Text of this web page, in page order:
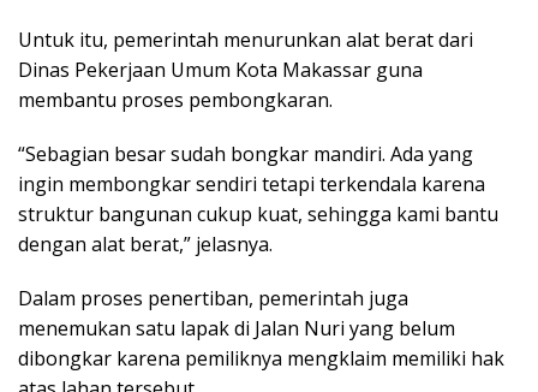
Untuk itu, pemerintah menurunkan alat berat dari
Dinas Pekerjaan Umum Kota Makassar guna
membantu proses pembongkaran.
“Sebagian besar sudah bongkar mandiri. Ada yang
ingin membongkar sendiri tetapi terkendala karena
struktur bangunan cukup kuat, sehingga kami bantu
dengan alat berat,” jelasnya.
Dalam proses penertiban, pemerintah juga
menemukan satu lapak di Jalan Nuri yang belum
dibongkar karena pemiliknya mengklaim memiliki hak